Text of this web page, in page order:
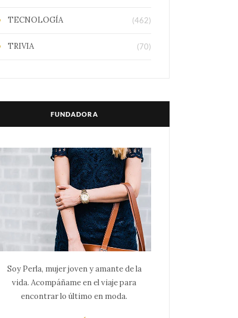
TECNOLOGÍA (462)
TRIVIA (70)
FUNDADORA
Soy Perla, mujer joven y amante de la
vida. Acompáñame en el viaje para
encontrar lo último en moda.